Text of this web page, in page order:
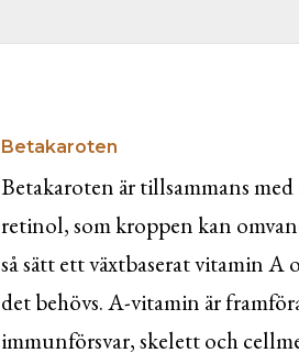
Betakaroten
Betakaroten är tillsammans
retinol, som kroppen kan
så sätt ett växtbaserat vitamin
det behövs. A-vitamin är
immunförsvar, skelett och